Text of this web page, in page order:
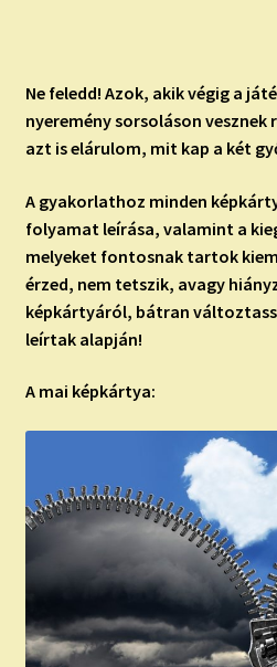
Ne feledd! Azok, akik végig a
nyeremény sorsoláson vesznek
azt is elárulom, mit kap a két
A gyakorlathoz minden
folyamat leírása, valamint a
melyeket fontosnak tartok
érzed, nem tetszik, avagy
képkártyáról, bátran változtass
leírtak alapján!
A mai képkártya: